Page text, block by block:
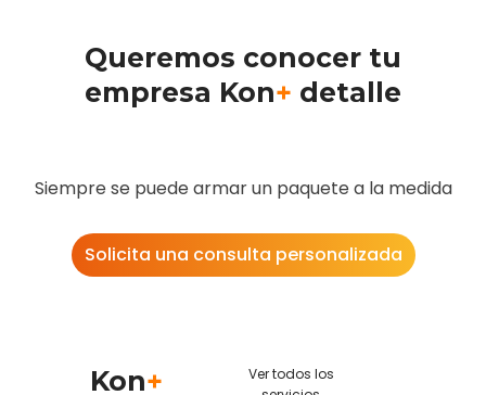
Queremos conocer tu
empresa Kon+ detalle
Siempre se puede armar un paquete a la medida
Solicita una consulta personalizada
Ver todos los
Kon+